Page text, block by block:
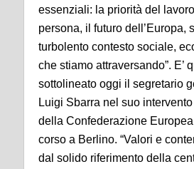
essenziali: la priorità del
persona, il futuro dell’Europa,
turbolento contesto sociale,
che stiamo attraversando”. E’
sottolineato oggi il segretario
Luigi Sbarra nel suo
della Confederazione
corso a Berlino. “Valori e
dal solido riferimento della